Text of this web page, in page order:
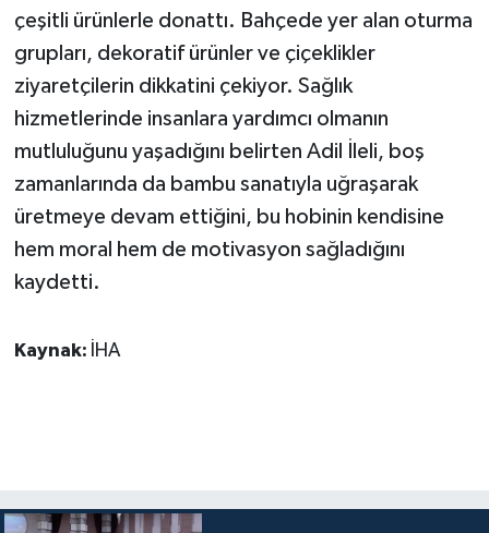
çeşitli ürünlerle donattı. Bahçede yer alan oturma
grupları, dekoratif ürünler ve çiçeklikler
ziyaretçilerin dikkatini çekiyor. Sağlık
hizmetlerinde insanlara yardımcı olmanın
mutluluğunu yaşadığını belirten Adil İleli, boş
zamanlarında da bambu sanatıyla uğraşarak
üretmeye devam ettiğini, bu hobinin kendisine
hem moral hem de motivasyon sağladığını
kaydetti.
Kaynak: İHA